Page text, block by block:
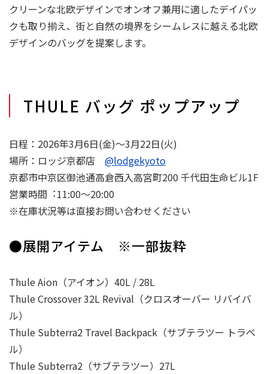
クリーンな北欧デザインでオンオフ兼用に適したデイパッ
クも取り揃え、街と自然の境界をシームレスに越える北欧
デザインのバッグを提案します。
THULE バッグ ポップアップ
日程：2026年3月6日(金)〜3月22日(火)
場所：ロッジ京都店 @lodgekyoto
京都市中京区御池通高倉西入高宮町200 千代田生命ビル1F
営業時間︓11:00〜20:00
※在庫状況等は直接お問い合わせください
●展開アイテム ※一部抜粋
Thule Aion（アイオン）40L / 28L
Thule Crossover 32L Revival（クロスオーバー リバイバ
ル）
Thule Subterra2 Travel Backpack（サブテラツー トラベ
ル）
Thule Subterra2（サブテラツー）27L